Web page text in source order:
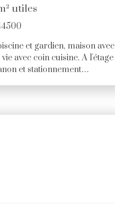
utiles
et gardien, maison avec
avec coin cuisine. A l'étage
et stationnement